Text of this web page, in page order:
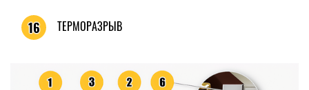
16 ТЕРМОРАЗРЫВ